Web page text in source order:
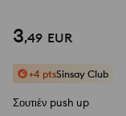
3,49 EUR
+4 ptsSinsay Club
Σουτιέν push up